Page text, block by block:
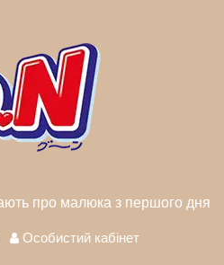
про малюка з першого дня
Особистий кабінет